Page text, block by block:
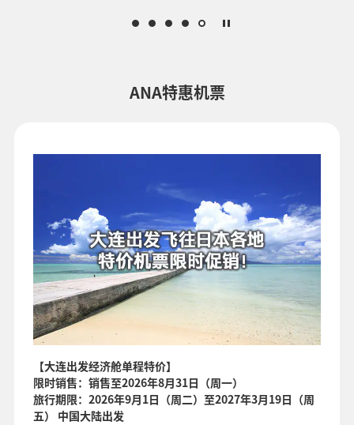
・显示金额是所选条件下最优惠的票价。
・所显示的金额中包含票价、燃油附加税、航空保险费
ANA特惠机票
【大连出发经济舱单程特价】
限时销售：销售至2026年8月31日（周一）
旅行期限：2026年9月1日（周二）至2027年3月19日（周
五） 中国大陆出发